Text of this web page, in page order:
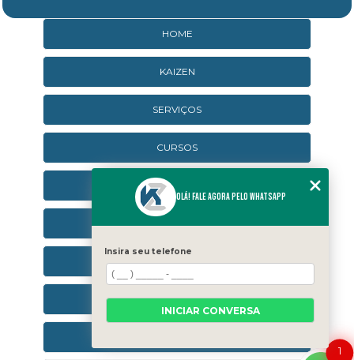
HOME
KAIZEN
SERVIÇOS
CURSOS
CURSOS ONLINE
CONTATO
CATEGORIAS
1
Olá! Fale agora pelo WhatsApp
Insira seu telefone
INICIAR CONVERSA